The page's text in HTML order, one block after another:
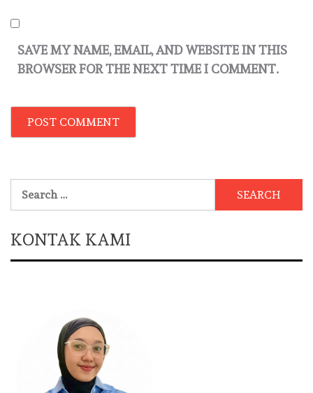
SAVE MY NAME, EMAIL, AND WEBSITE IN THIS
BROWSER FOR THE NEXT TIME I COMMENT.
for:
KONTAK KAMI